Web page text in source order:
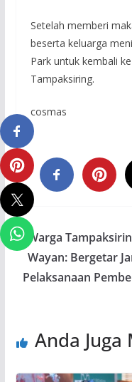
Setelah memberi
beserta keluarga
Park untuk kembali
Tampaksiring.
cosmas
Warga
Wayan: Bergetar
Pelaksanaan
Anda Juga